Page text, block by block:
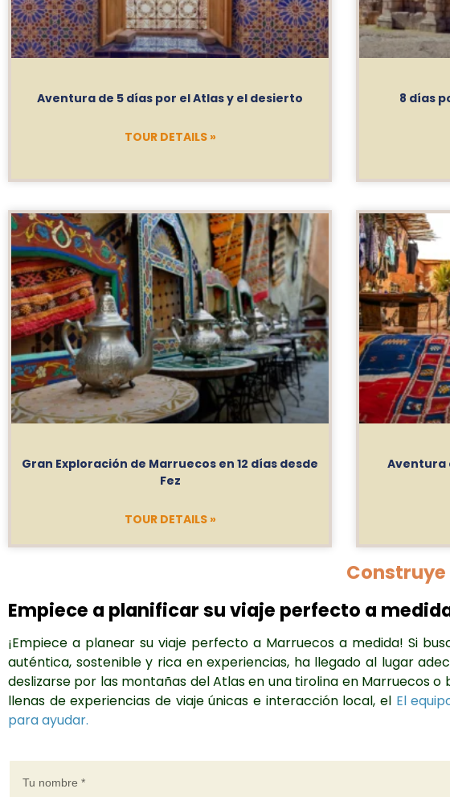
Aventura de 5 días por el Atlas y el desierto
TOUR DETAILS »
8 días
Gran Exploración de Marruecos en 12 días desde
Fez
TOUR DETAILS »
Aventura
Empiece a planificar su viaje perfecto a
¡Empiece a planear su viaje perfecto a Marruecos a medida! Si
auténtica, sostenible y rica en experiencias, ha llegado al lugar
deslizarse por las montañas del Atlas en una tirolina en Marruecos
llenas de experiencias de viaje únicas e interacción local, el El
para ayudar.